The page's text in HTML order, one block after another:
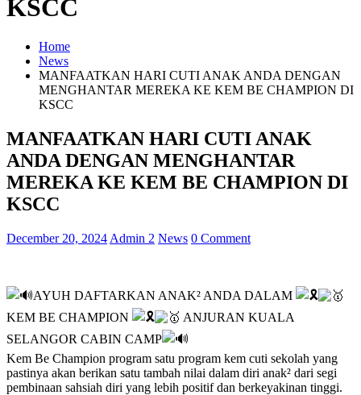
KSCC
Home
News
MANFAATKAN HARI CUTI ANAK ANDA DENGAN
MENGHANTAR MEREKA KE KEM BE CHAMPION DI
KSCC
MANFAATKAN HARI CUTI ANAK
ANDA DENGAN MENGHANTAR
MEREKA KE KEM BE CHAMPION DI
KSCC
December 20, 2024 Admin 2 News 0 Comment
AYUH DAFTARKAN ANAK² ANDA DALAM
KEM BE CHAMPION
ANJURAN KUALA
SELANGOR CABIN CAMP
Kem Be Champion program satu program kem cuti sekolah yang
pastinya akan berikan satu tambah nilai dalam diri anak² dari segi
pembinaan sahsiah diri yang lebih positif dan berkeyakinan tinggi.